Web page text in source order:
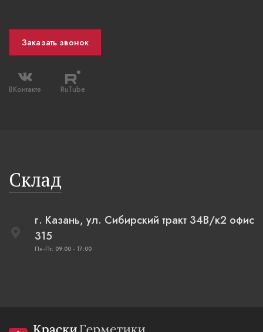
Заказать звонок
ВКонтакте RuTube
Склад
г. Казань, ул. Сибирский тракт 34В/к2 офис
315
Пн-Пт: 09:00 - 17:00